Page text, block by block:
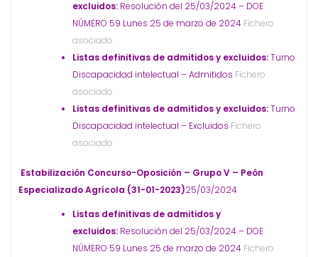
excluidos: Resolución del 25/03/2024 – DOE
NÚMERO 59 Lunes 25 de marzo de 2024 Fichero
asociado
Listas definitivas de admitidos y excluidos:Turno
Discapacidad intelectual – Admitidos Fichero
asociado
Listas definitivas de admitidos y excluidos:Turno
Discapacidad intelectual – Excluidos Fichero
asociado
Estabilización Concurso-Oposición – Grupo V – Peón
Especializado Agrícola (31-01-2023)25/03/2024
Listas definitivas de admitidos y
excluidos: Resolución del 25/03/2024 – DOE
NÚMERO 59 Lunes 25 de marzo de 2024 Fichero